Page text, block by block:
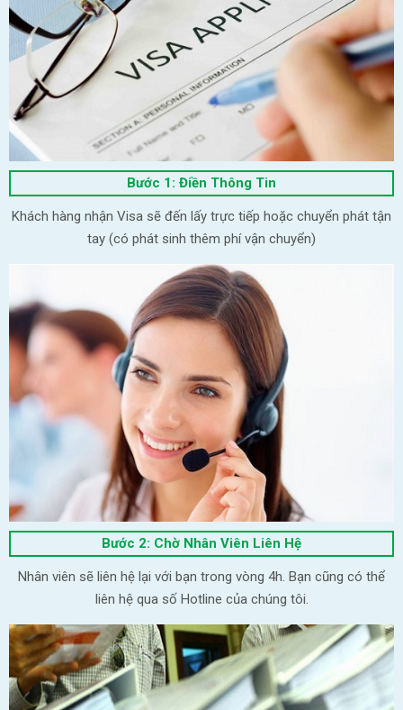
Bước 1: Điền Thông Tin
Khách hàng nhận Visa sẽ đến lấy trực tiếp hoặc chuyển phát tận
tay (có phát sinh thêm phí vận chuyển)
Bước 2: Chờ Nhân Viên Liên Hệ
Nhân viên sẽ liên hệ lại với bạn trong vòng 4h. Bạn cũng có thể
liên hệ qua số Hotline của chúng tôi.